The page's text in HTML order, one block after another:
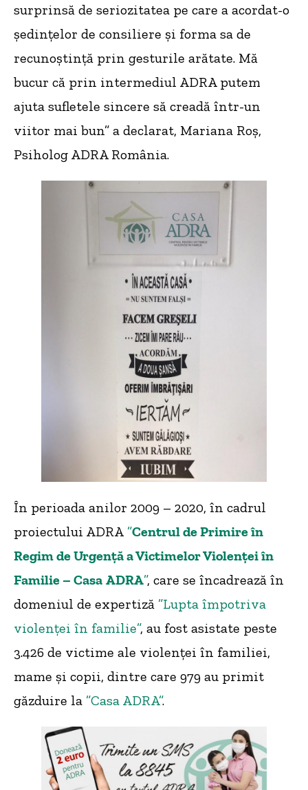
surprinsă de seriozitatea pe care a acordat-o
ședințelor de consiliere și forma sa de
recunoștință prin gesturile arătate. Mă
bucur că prin intermediul ADRA putem
ajuta sufletele sincere să creadă într-un
viitor mai bun” a declarat, Mariana Roș,
Psiholog ADRA România.
În perioada anilor 2009 – 2020, în cadrul
proiectului ADRA ”Centrul de Primire în
Regim de Urgenţă a Victimelor Violenţei în
Familie – Casa ADRA”, care se încadrează în
domeniul de expertiză ”Lupta împotriva
violenței în familie”, au fost asistate peste
3.426 de victime ale violenței în familiei,
mame și copii, dintre care 979 au primit
găzduire la ”Casa ADRA”.